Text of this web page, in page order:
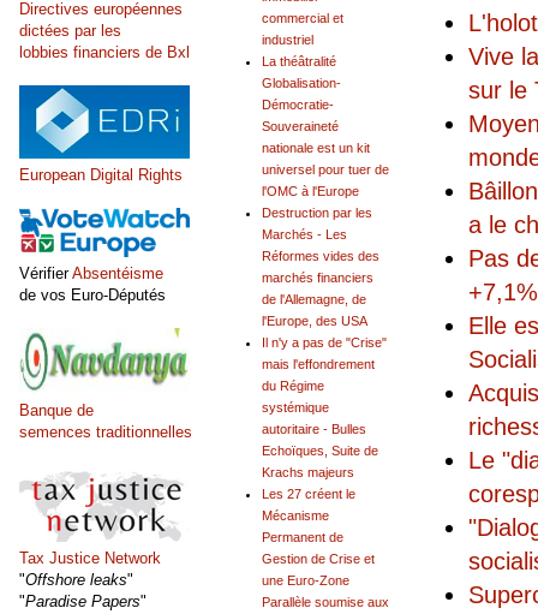
Vive
sur le
a le
Pas
Elle
Le
commercial et
industriel
La théâtralité
Globalisation-
Démocratie-
Souveraineté
nationale est un kit
universel pour tuer de
l'OMC à l'Europe
Destruction par les
Marchés - Les
Réformes vides des
marchés financiers
de l'Allemagne, de
l'Europe, des USA
Il n'y a pas de "Crise"
mais l'effondrement
du Régime
systémique
autoritaire - Bulles
Echoïques, Suite de
Krachs majeurs
Les 27 créent le
Mécanisme
Permanent de
Gestion de Crise et
une Euro-Zone
Parallèle soumise aux
Directives européennes
dictées par les
lobbies financiers de Bxl
European Digital Rights
VérifierAbsentéisme
de vos Euro-Députés
Banque de
semences traditionnelles
Tax Justice Network
"Offshore leaks"
"Paradise Papers"